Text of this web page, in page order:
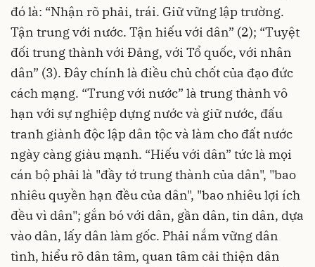
đó là: “Nhận rõ phải, trái. Giữ vững lập trường.
Tận trung với nước. Tận hiếu với dân” (2); “Tuyệt
đối trung thành với Đảng, với Tổ quốc, với nhân
dân” (3). Đây chính là điều chủ chốt của đạo đức
cách mạng. “Trung với nước” là trung thành vô
hạn với sự nghiệp dựng nước và giữ nước, đấu
tranh giành độc lập dân tộc và làm cho đất nước
ngày càng giàu mạnh. “Hiếu với dân” tức là mọi
cán bộ phải là "đầy tớ trung thành của dân", "bao
nhiêu quyền hạn đều của dân", "bao nhiêu lợi ích
đều vì dân"; gắn bó với dân, gần dân, tin dân, dựa
vào dân, lấy dân làm gốc. Phải nắm vững dân
tình, hiểu rõ dân tâm, quan tâm cải thiện dân